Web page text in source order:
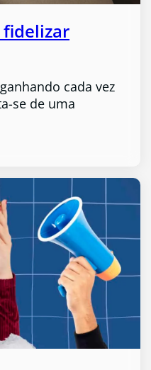
cada vez
se de uma